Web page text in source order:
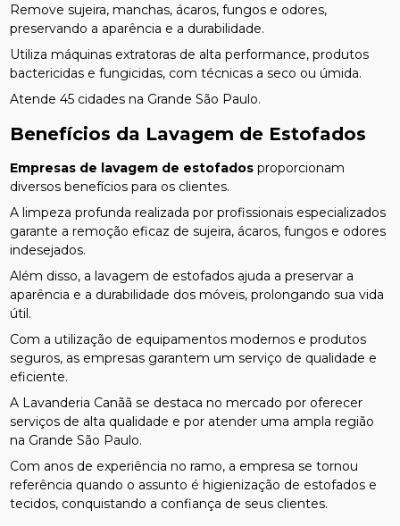
Remove sujeira, manchas, ácaros, fungos e odores,
preservando a aparência e a durabilidade.
Utiliza máquinas extratoras de alta performance, produtos
bactericidas e fungicidas, com técnicas a seco ou úmida.
Atende 45 cidades na Grande São Paulo.
Benefícios da Lavagem de Estofados
Empresas de lavagem de estofados proporcionam
diversos benefícios para os clientes.
A limpeza profunda realizada por profissionais especializados
garante a remoção eficaz de sujeira, ácaros, fungos e odores
indesejados.
Além disso, a lavagem de estofados ajuda a preservar a
aparência e a durabilidade dos móveis, prolongando sua vida
útil.
Com a utilização de equipamentos modernos e produtos
seguros, as empresas garantem um serviço de qualidade e
eficiente.
A Lavanderia Canãã se destaca no mercado por oferecer
serviços de alta qualidade e por atender uma ampla região
na Grande São Paulo.
Com anos de experiência no ramo, a empresa se tornou
referência quando o assunto é higienização de estofados e
tecidos, conquistando a confiança de seus clientes.